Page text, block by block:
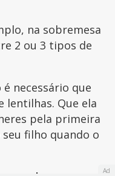
na sobremesa
2 ou 3 tipos de
é necessário que
lentilhas. Que ela
pela primeira
filho quando o
Ad